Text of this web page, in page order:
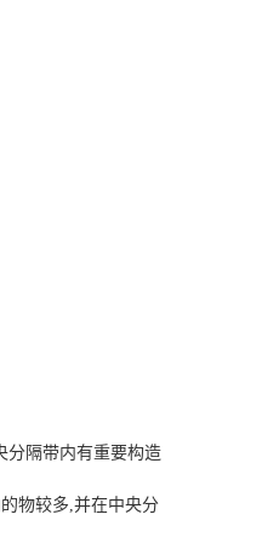
隔带内有重要构造
物较多,并在中央分